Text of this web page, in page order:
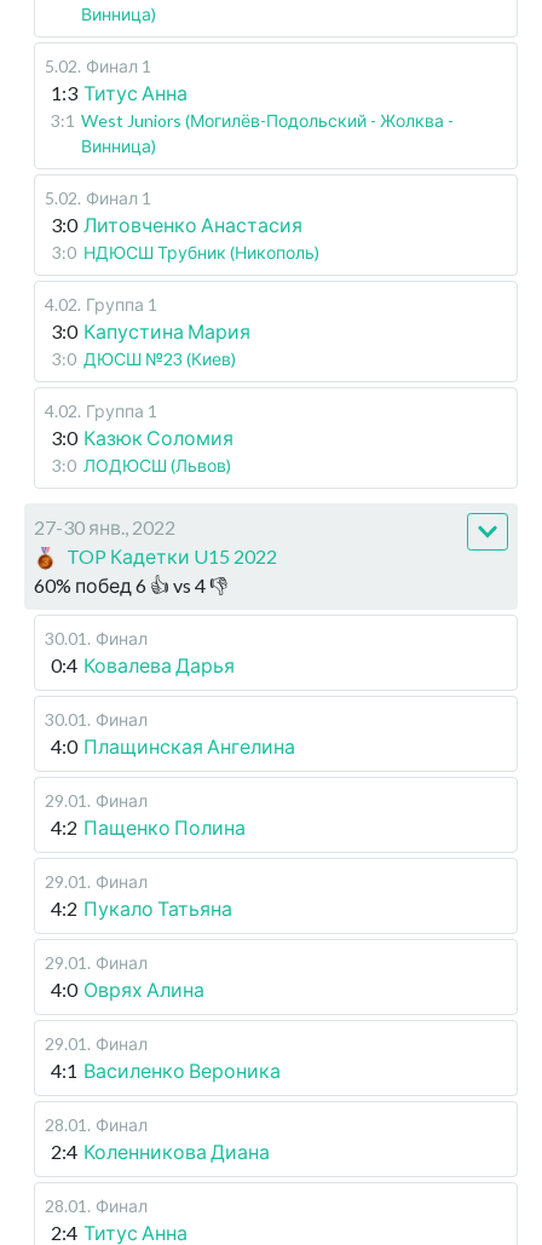
Винница)
5.02. Финал 1
1:3 Титус Анна
3:1 West Juniors (Могилёв-Подольский - Жолква -
Винница)
5.02. Финал 1
3:0 Литовченко Анастасия
3:0 НДЮСШ Трубник (Никополь)
4.02. Группа 1
3:0 Капустина Мария
3:0 ДЮСШ №23 (Киев)
4.02. Группа 1
3:0 Казюк Соломия
3:0 ЛОДЮСШ (Львов)
27-30 янв., 2022
TOP Кадетки U15 2022
60% побед 6 👍 vs 4👎
30.01 . Финал
0:4 Ковалева Дарья
30.01 . Финал
4:0 Плащинская Ангелина
29.01 . Финал
4:2 Пащенко Полина
29.01 . Финал
4:2 Пукало Татьяна
29.01 . Финал
4:0 Оврях Алина
29.01 . Финал
4:1 Василенко Вероника
28.01 . Финал
2:4 Коленникова Диана
28.01 . Финал
2:4 Титус Анна